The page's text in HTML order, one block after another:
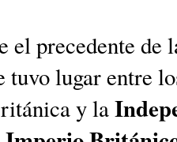
el precedente de
tuvo lugar entre
y la